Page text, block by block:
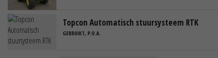
Topcon Automatisch stuursysteem RTK
GEBRUIKT, P.O.A.